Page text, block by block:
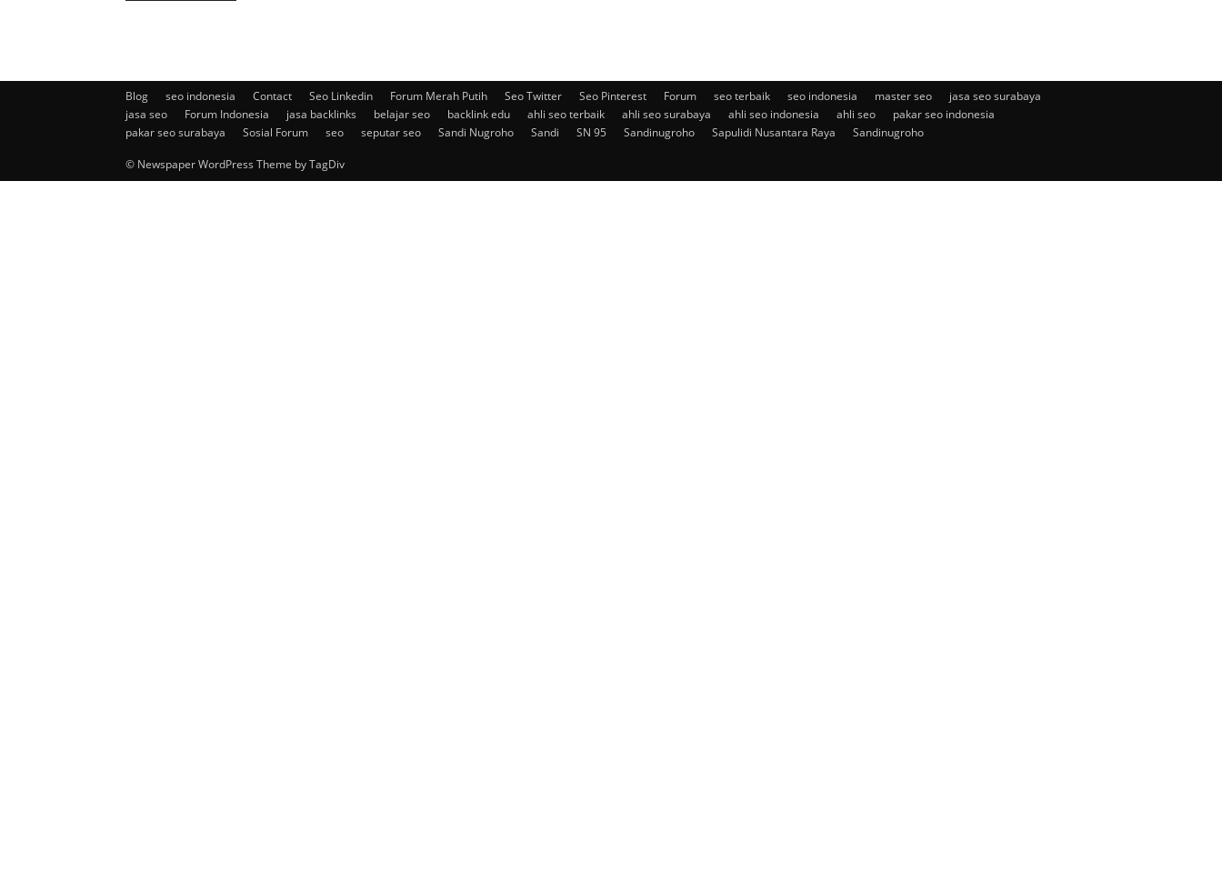
Blog seo indonesia Contact Seo Linkedin Forum Merah Putih Seo Twitter Seo Pinterest Forum seo terbaik seo indonesia master seo
jasa seo surabaya
jasa seo
Forum Indonesia jasa backlinks belajar seo backlink edu ahli seo terbaik ahli seo surabaya ahli seo indonesia ahli seo
pakar seo indonesia
pakar seo surabaya
Sosial Forum seo seputar seo Sandi Nugroho Sandi SN 95 Sandinugroho Sapulidi Nusantara Raya Sandinugroho
© Newspaper WordPress Theme by TagDiv